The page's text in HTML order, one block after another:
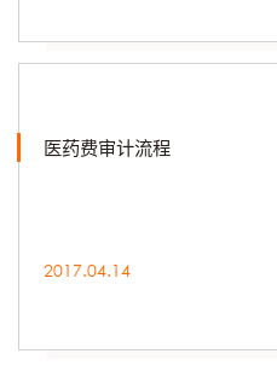
医药费审计流程
2017.04.14